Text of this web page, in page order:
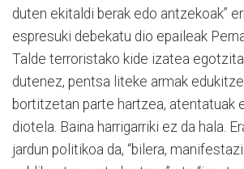
duten ekitaldi berak edo antzekoak”
espresuki debekatu dio epaileak
Talde terroristako kide izatea
dutenez, pentsa liteke armak
bortitzetan parte hartzea, atentatuak
diotela. Baina harrigarriki ez da hala.
jardun politikoa da, “bilera,